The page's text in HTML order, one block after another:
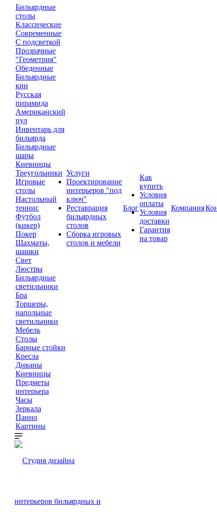
Бильярдные
столы
Классические
Современные
С подсветкой
Прозрачные
"Геометрия"
Обеденные
Бильярдные
кии
Русская
пирамида
Американский
пул
Инвентарь для
бильярда
Бильярдные
шары
Киевницы
Треугольники
Игровые
столы
Настольный
теннис
Футбол
(кикер)
Покер
Шахматы,
шашки
Свет
Люстры
Бильярдные
светильники
Бра
Торшеры,
напольные
светильники
Мебель
Столы
Барные стойки
Кресла
Диваны
Киевницы
Предметы
интерьера
Часы
Зеркала
Панно
Картины
Услуги
Проектирование
интерьеров "под
ключ"
Реставрация
бильярдных
столов
Сборка игровых
столов и мебели
Блог
Как
купить
Условия
оплаты
Условия
доставки
Гарантия
на товар
Компания